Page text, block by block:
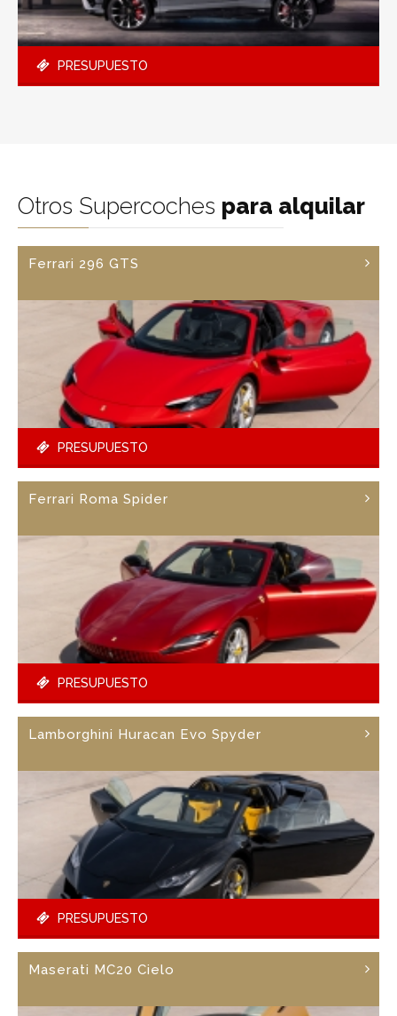
PRESUPUESTO
Otros Supercoches para alquilar
Ferrari 296 GTS
PRESUPUESTO
Ferrari Roma Spider
PRESUPUESTO
Lamborghini Huracan Evo Spyder
PRESUPUESTO
Maserati MC20 Cielo